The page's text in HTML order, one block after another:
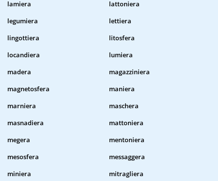
lamiera
lattoniera
legumiera
lettiera
lingottiera
litosfera
locandiera
lumiera
madera
magazziniera
magnetosfera
maniera
marniera
maschera
masnadiera
mattoniera
megera
mentoniera
mesosfera
messaggera
miniera
mitragliera